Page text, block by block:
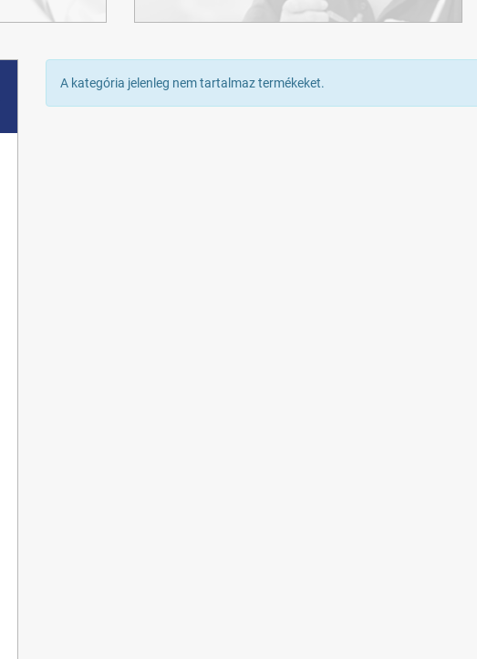
A kategória jelenleg nem tartalmaz termékeket.